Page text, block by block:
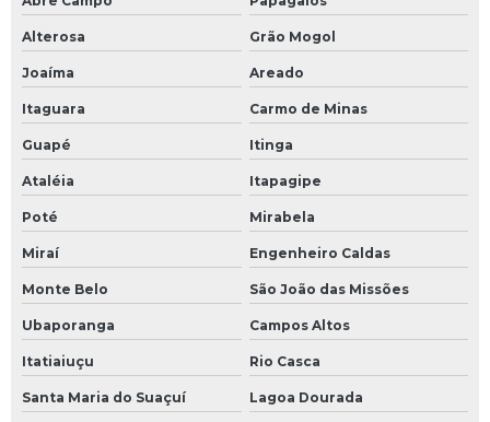
Alterosa Grão Mogol
Joaíma Areado
Itaguara Carmo de Minas
Guapé Itinga
Ataléia Itapagipe
Poté Mirabela
Miraí Engenheiro Caldas
Monte Belo São João das Missões
Ubaporanga Campos Altos
Itatiaiuçu Rio Casca
Santa Maria do Suaçuí Lagoa Dourada